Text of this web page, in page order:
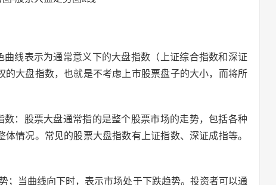
线表示为通常意义下的大盘指数（上证综合指数和深证
大盘指数，也就是不考虑上市股票盘子的大小，而将所
：股票大盘通常指的是整个股票市场的走势，包括各种
情况。常见的股票大盘指数有上证指数、深证成指等。
；当曲线向下时，表示市场处于下跌趋势。投资者可以通